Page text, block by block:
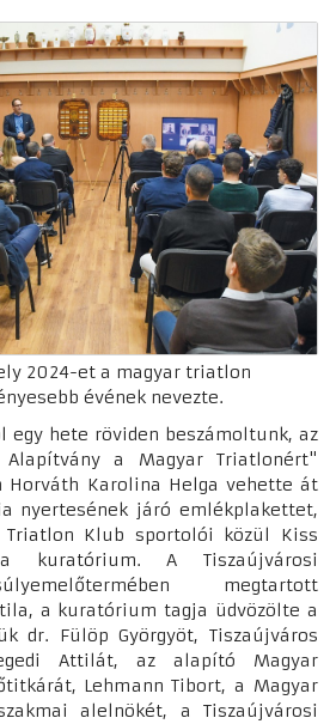
2024-et a magyar triatlon
évének nevezte.
egy hete röviden beszámoltunk, az
a Magyar Triatlonért"
Horváth Karolina Helga vehette át
nyertesének járó emlékplakettet,
Triatlon Klub sportolói közül Kiss
kuratórium. A Tiszaújvárosi
megtartott
a kuratórium tagja üdvözölte a
dr. Fülöp Györgyöt, Tiszaújváros
Attilát, az alapító Magyar
Lehmann Tibort, a Magyar
alelnökét, a Tiszaújvárosi